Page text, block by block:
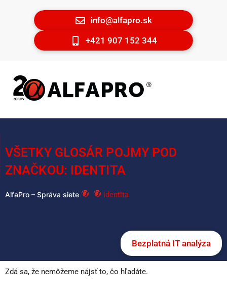
info@alfapro.sk
+421 907 152 344
VŠETKY GLOSÁR POJMY POD
ZNAČKOU: IDENTITA
AlfaPro – Správa siete identita
Bezplatná IT analýza
Zdá sa, že nemôžeme nájsť to, čo hľadáte.